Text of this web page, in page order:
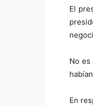
El
No
En